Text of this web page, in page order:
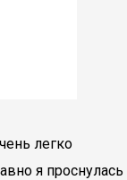
легко
я проснулась